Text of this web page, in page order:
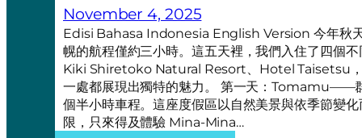
November 4, 2025
Edisi Bahasa Indonesia English Version 今年秋
幌的航程僅約三小時。這五天裡，我們入住了四
Kiki Shiretoko Natural Resort、Hotel Taisetsu
一處都展現出獨特的魅力。 第一天：Tomamu——
個半小時車程。這座度假區以自然美景與依季節變
限，只來得及體驗 Mina-Mina…